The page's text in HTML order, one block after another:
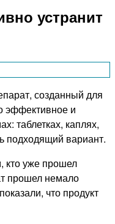
устранит
созданный для
эффективное и
таблетках, каплях,
подходящий вариант.
кто уже прошел
прошел немало
что продукт